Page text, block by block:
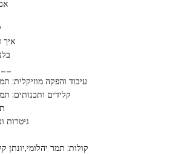
איך
עיבוד והפקה מוזיקלית:
קלידים ותכנותים:
גיטרות
קולות: תמר יהלומי,יונתן